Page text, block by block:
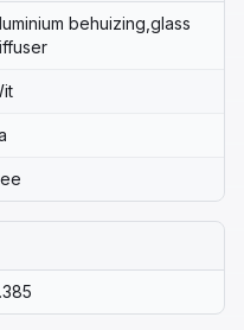
behuizing,glass